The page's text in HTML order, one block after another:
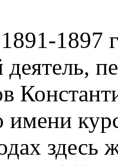
1897
здесь